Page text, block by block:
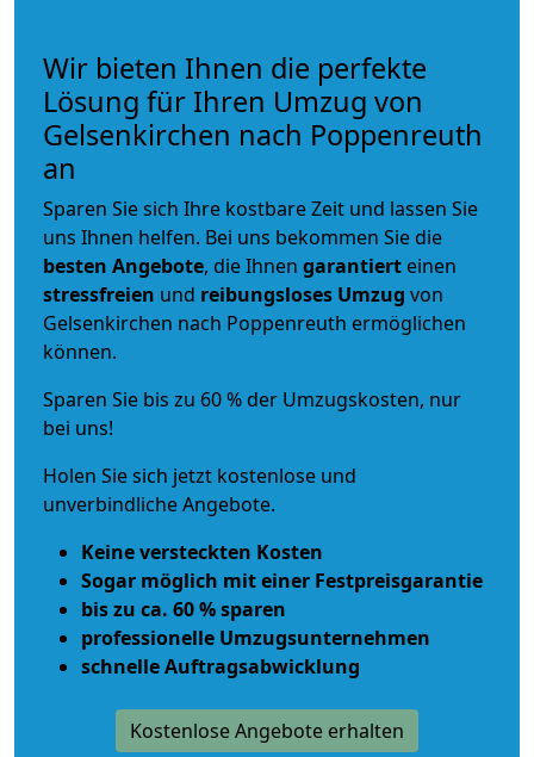
Wir bieten Ihnen die perfekte
Lösung für Ihren Umzug von
Gelsenkirchen nach Poppenreuth
an
Sparen Sie sich Ihre kostbare Zeit und lassen Sie
uns Ihnen helfen. Bei uns bekommen Sie die
besten Angebote, die Ihnen garantiert einen
stressfreien und reibungsloses Umzug von
Gelsenkirchen nach Poppenreuth ermöglichen
können.
Sparen Sie bis zu 60 % der Umzugskosten, nur
bei uns!
Holen Sie sich jetzt kostenlose und
unverbindliche Angebote.
Keine versteckten Kosten
Sogar möglich mit einer Festpreisgarantie
bis zu ca. 60 % sparen
professionelle Umzugsunternehmen
schnelle Auftragsabwicklung
Kostenlose Angebote erhalten